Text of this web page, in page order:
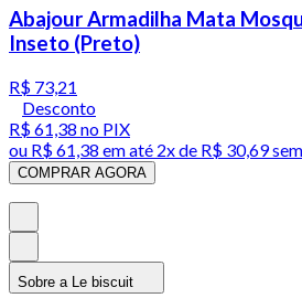
Abajour Armadilha Mata
Inseto (Preto)
R$ 73,21
Desconto
R$ 61,38 no PIX
ou R$ 61,38 em até 2x de R$ 30,69
COMPRAR AGORA
Sobre a Le biscuit